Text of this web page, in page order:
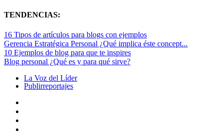
TENDENCIAS:
16 Tipos de artículos para blogs con ejemplos
Gerencia Estratégica Personal ¿Qué implica éste concept...
10 Ejemplos de blog para que te inspires
Blog personal ¿Qué es y para qué sirve?
La Voz del Líder
Publirreportajes